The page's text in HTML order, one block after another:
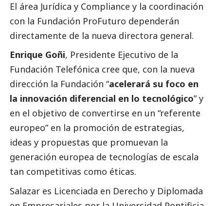
El área Jurídica y Compliance y la coordinación
con la Fundación ProFuturo dependerán
directamente de la nueva directora general.
Enrique Goñi, Presidente Ejecutivo de la
Fundación Telefónica cree que, con la nueva
dirección la Fundación “acelerará su foco en
la innovación diferencial en lo tecnológico” y
en el objetivo de convertirse en un “referente
europeo” en la promoción de estrategias,
ideas y propuestas que promuevan la
generación europea de tecnologías de escala
tan competitivas como éticas.
Salazar es Licenciada en Derecho y Diplomada